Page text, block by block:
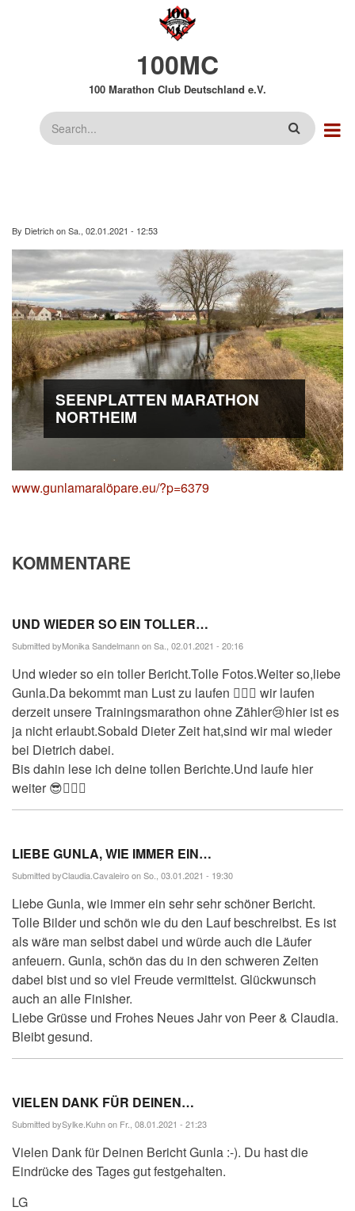
100MC
100 Marathon Club Deutschland e.V.
Suche
By DietrichonSa., 02.01.2021 - 12:53
SEENPLATTEN MARATHON
NORTHEIM
www.gunlamaralöpare.eu/?p=6379
KOMMENTARE
UND WIEDER SO EIN TOLLER…
Submitted byMonika Sandelmannon Sa., 02.01.2021 - 20:16
Und wieder so ein toller Bericht.Tolle Fotos.Weiter so,liebe
Gunla.Da bekommt man Lust zu laufen 🏃🏽‍♀️ wir laufen
derzeit unsere Trainingsmarathon ohne Zähler😢hier ist es
ja nicht erlaubt.Sobald Dieter Zeit hat,sind wir mal wieder
bei Dietrich dabei.
Bis dahin lese ich deine tollen Berichte.Und laufe hier
weiter 😎🏃🏽‍♀️
LIEBE GUNLA, WIE IMMER EIN…
Submitted byClaudia.Cavaleiroon So., 03.01.2021 - 19:30
Liebe Gunla, wie immer ein sehr sehr schöner Bericht.
Tolle Bilder und schön wie du den Lauf beschreibst. Es ist
als wäre man selbst dabei und würde auch die Läufer
anfeuern. Gunla, schön das du in den schweren Zeiten
dabei bist und so viel Freude vermittelst. Glückwunsch
auch an alle Finisher.
Liebe Grüsse und Frohes Neues Jahr von Peer & Claudia.
Bleibt gesund.
VIELEN DANK FÜR DEINEN…
Submitted bySylke.Kuhnon Fr., 08.01.2021 - 21:23
Vielen Dank für Deinen Bericht Gunla :-). Du hast die
Eindrücke des Tages gut festgehalten.
LG